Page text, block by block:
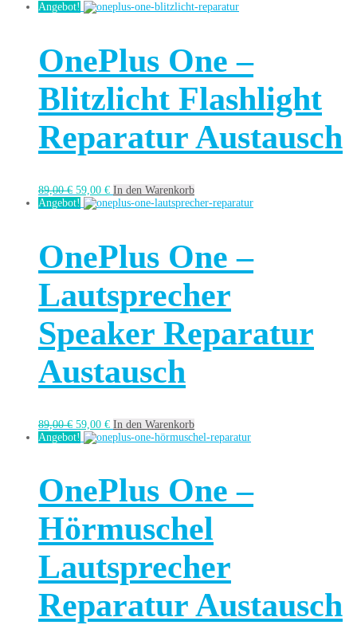
Angebot!
OnePlus One –
Blitzlicht Flashlight
Reparatur Austausch
89,00€ 59,00 € In den Warenkorb
Angebot!
OnePlus One –
Lautsprecher
Speaker Reparatur
Austausch
89,00€ 59,00 € In den Warenkorb
Angebot!
OnePlus One –
Hörmuschel
Lautsprecher
Reparatur Austausch